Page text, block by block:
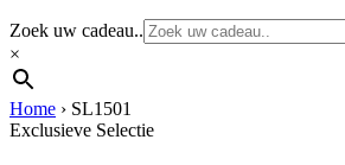
Zoek uw cadeau..
×
Home › SL1501
Exclusieve Selectie